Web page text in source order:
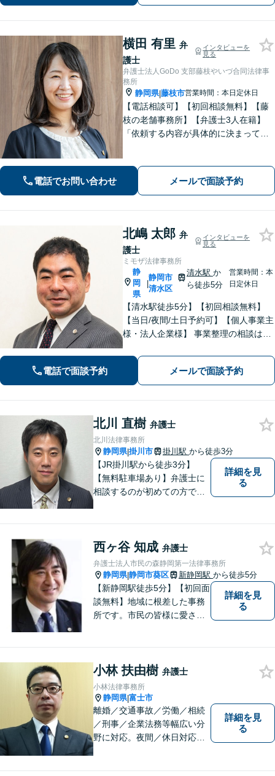
横田 有里 弁
護士
インタビューを
見る
弁護士法人GoDo 支部藤枝やいづ合同法律事
務所
静岡県|藤枝市営業時間：本日定休日
【電話相談可】【初回相談無料】【藤
枝の老舗事務所】【弁護士3人在籍】
「依頼する内容が具体的に決まってい
い。相続遺言、離婚問題、交通事故、
借金問題、債権回収など【夜間休日応
電話でお問い合わせ メールで面談予約
北嶋 太郎 弁
護士
インタビューを
見る
ミモザ法律事務所
静
岡
県
|
静岡市
清水区
清水駅 か
ら徒歩5分
営業時間：本
日定休日
【清水駅徒歩5分】【初回相談無料】
【当日/夜間/土日予約可】【個人事業主
様・法人企業様】 事業整理の相談はお
不倫慰謝料・交通事故・借金・刑事事
件・賃貸トラブルなど身近な法律問題
はお気軽にご相談ください。
電話で面談予約 メールで面談予約
北川 直樹 弁護士
北川法律事務所
静岡県|掛川市 掛川駅 から徒歩3分
【JR掛川駅から徒歩3分】
【無料駐車場あり】弁護士に
相談するのが初めての方でも
には、可能な限り早く解決に
至るよう迅速に対応いたしま
す。まずはお気軽にご相談く
ださい。
詳細を見
る
西ヶ谷 知成 弁護士
弁護士法人市民の森静岡第一法律事務所
静岡県|静岡市葵区 新静岡駅 から徒歩5分
【新静岡駅徒歩5分】【初回面
談無料】地域に根差した事務
所です。市民の皆様に愛され
軽にご連絡ください。
詳細を見
る
小林 扶由樹 弁護士
小林法律事務所
静岡県|富士市
離婚／交通事故／労働／相続
／刑事／企業法務等幅広い分
野に対応。夜間／休日対応
詳細を見
る